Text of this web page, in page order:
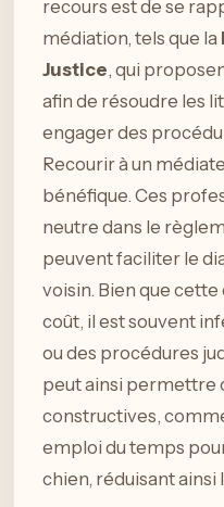
recours est de se
médiation, tels que la
Justice, qui
afin de résoudre les
engager des
Recourir à un
bénéfique. Ces
neutre dans le
peuvent faciliter le
voisin. Bien que
coût, il est souvent
ou des procédures
peut ainsi permettre
constructives,
emploi du temps
chien, réduisant ainsi